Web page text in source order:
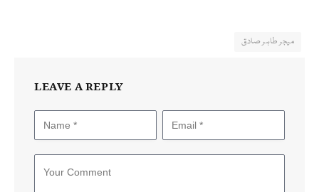
میجر طاہر صادق
LEAVE A REPLY